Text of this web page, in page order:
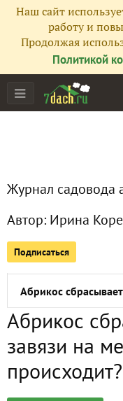
Наш сайт
работу и
Продолжая
Политикой
Журнал садовода
Автор: Ирина
Подписаться
Все публикации
Сейчас обсуждают
Абрикос
Абрикос
завязи на
происходит?